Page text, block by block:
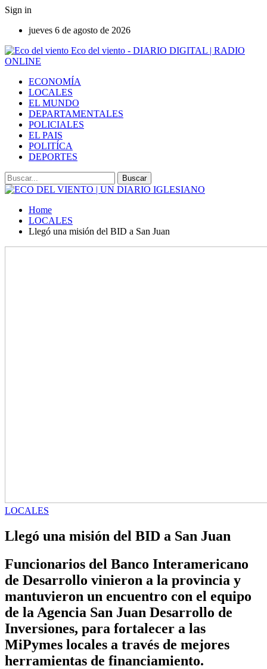
Sign in
jueves 6 de agosto de 2026
Eco del viento - DIARIO DIGITAL | RADIO
ONLINE
ECONOMÍA
LOCALES
EL MUNDO
DEPARTAMENTALES
POLICIALES
EL PAIS
POLITÍCA
DEPORTES
Home
LOCALES
Llegó una misión del BID a San Juan
LOCALES
Llegó una misión del BID a San Juan
Funcionarios del Banco Interamericano
de Desarrollo vinieron a la provincia y
mantuvieron un encuentro con el equipo
de la Agencia San Juan Desarrollo de
Inversiones, para fortalecer a las
MiPymes locales a través de mejores
herramientas de financiamiento.